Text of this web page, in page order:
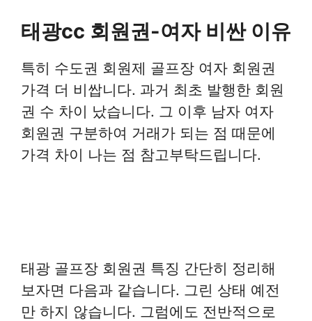
태광cc 회원권-여자 비싼 이유
특히 수도권 회원제 골프장 여자 회원권
가격 더 비쌉니다. 과거 최초 발행한 회원
권 수 차이 났습니다. 그 이후 남자 여자
회원권 구분하여 거래가 되는 점 때문에
가격 차이 나는 점 참고부탁드립니다.
태광 골프장 회원권 특징 간단히 정리해
보자면 다음과 같습니다. 그린 상태 예전
만 하지 않습니다. 그럼에도 전반적으로